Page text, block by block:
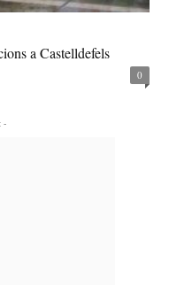
a Castelldefels
0
-